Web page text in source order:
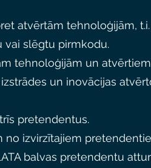
atvērtām tehnoloģijām,
vai slēgtu pirmkodu.
tehnoloģijām un
un inovācijas
pretendentus.
no izvirzītajiem
balvas pretendentu